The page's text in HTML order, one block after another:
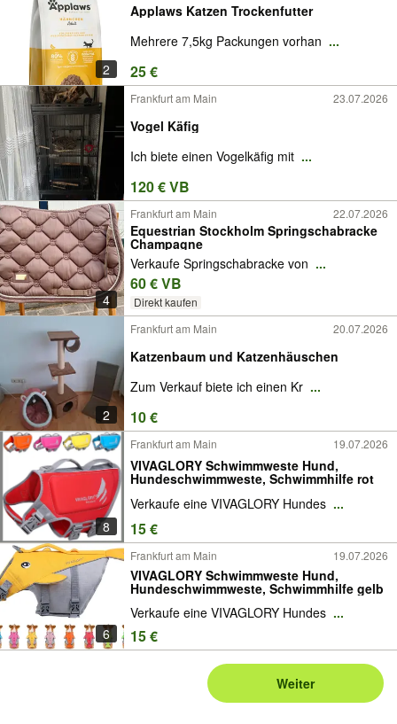
2
Applaws Katzen Trockenfutter
Mehrere 7,5kg Packungen vorhan ...
25 €
Frankfurt am Main 23.07.2026
Vogel Käfig
Ich biete einen Vogelkäfig mit ...
120 € VB
4
Frankfurt am Main 22.07.2026
Equestrian Stockholm Springschabracke
Champagne
Verkaufe Springschabracke von ...
60 € VB
Direkt kaufen
2
Frankfurt am Main 20.07.2026
Katzenbaum und Katzenhäuschen
Zum Verkauf biete ich einen Kr ...
10 €
8
Frankfurt am Main 19.07.2026
VIVAGLORY Schwimmweste Hund,
Hundeschwimmweste, Schwimmhilfe rot
Verkaufe eine VIVAGLORY Hundes ...
15 €
6
Frankfurt am Main 19.07.2026
VIVAGLORY Schwimmweste Hund,
Hundeschwimmweste, Schwimmhilfe gelb
Verkaufe eine VIVAGLORY Hundes ...
15 €
Weiter